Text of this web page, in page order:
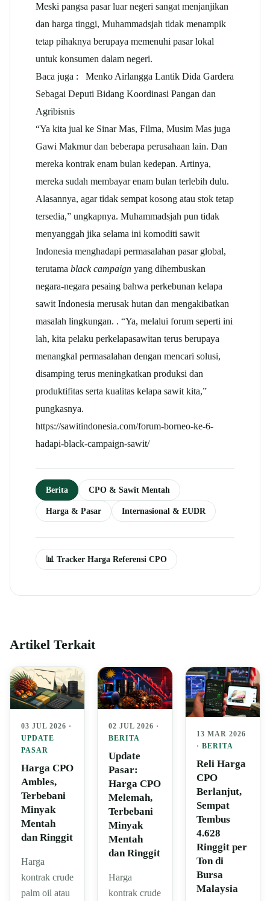
Meski pangsa pasar luar negeri sangat menjanjikan
dan harga tinggi, Muhammadsjah tidak menampik
tetap pihaknya berupaya memenuhi pasar lokal
untuk konsumen dalam negeri.
Baca juga :
Menko Airlangga Lantik Dida Gardera
Sebagai Deputi Bidang Koordinasi Pangan dan
Agribisnis
“Ya kita jual ke Sinar Mas, Filma, Musim Mas juga
Gawi Makmur dan beberapa perusahaan lain. Dan
mereka kontrak enam bulan kedepan. Artinya,
mereka sudah membayar enam bulan terlebih dulu.
Alasannya, agar tidak sempat kosong atau stok tetap
tersedia,” ungkapnya. Muhammadsjah pun tidak
menyanggah jika selama ini komoditi sawit
Indonesia menghadapi permasalahan pasar global,
terutama black campaign yang dihembuskan
negara-negara pesaing bahwa perkebunan kelapa
sawit Indonesia merusak hutan dan mengakibatkan
masalah lingkungan. . “Ya, melalui forum seperti ini
lah, kita pelaku perkelapasawitan terus berupaya
menangkal permasalahan dengan mencari solusi,
disamping terus meningkatkan produksi dan
produktifitas serta kualitas kelapa sawit kita,”
pungkasnya.
https://sawitindonesia.com/forum-borneo-ke-6-
hadapi-black-campaign-sawit/
Berita CPO & Sawit Mentah
Harga & Pasar Internasional & EUDR
📊 Tracker Harga Referensi CPO
Artikel Terkait
03 JUL 2026 ·
UPDATE
PASAR
Harga CPO
Ambles,
Terbebani
Minyak
Mentah
dan Ringgit
Harga
kontrak crude
palm oil atau
02 JUL 2026 ·
BERITA
Update
Pasar:
Harga CPO
Melemah,
Terbebani
Minyak
Mentah
dan Ringgit
Harga
kontrak crude
13 MAR 2026
· BERITA
Reli Harga
CPO
Berlanjut,
Sempat
Tembus
4.628
Ringgit per
Ton di
Bursa
Malaysia